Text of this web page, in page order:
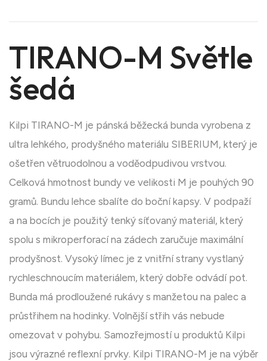
TIRANO-M Světle
šedá
Kilpi TIRANO-M je pánská běžecká bunda vyrobena z
ultra lehkého, prodyšného materiálu SIBERIUM, který je
ošetřen větruodolnou a voděodpudivou vrstvou.
Celková hmotnost bundy ve velikosti M je pouhých 90
gramů. Bundu lehce sbalíte do boční kapsy. V podpaží
a na bocích je použitý tenký síťovaný materiál, který
spolu s mikroperforací na zádech zaručuje maximální
prodyšnost. Vysoký límec je z vnitřní strany vystlaný
rychleschnoucím materiálem, který dobře odvádí pot.
Bunda má prodloužené rukávy s manžetou na palec a
průstřihem na hodinky. Volnější střih vás nebude
omezovat v pohybu. Samozřejmostí u produktů Kilpi
jsou výrazné reflexní prvky. Kilpi TIRANO-M je na výběr